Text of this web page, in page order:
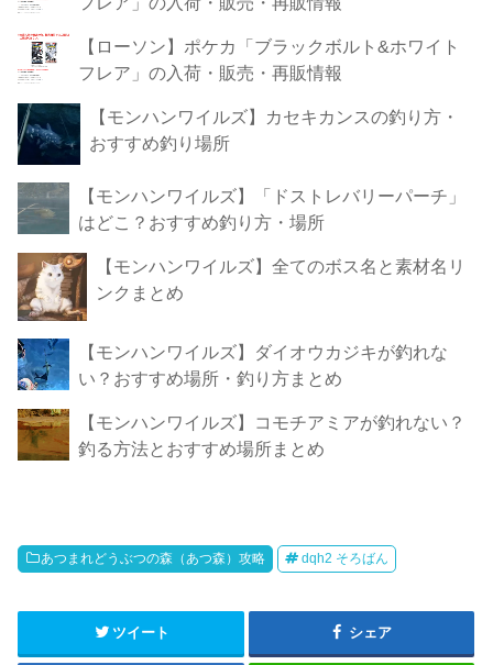
【ローソン】ポケカ「ブラックボルト&ホワイト
フレア」の入荷・販売・再販情報
【モンハンワイルズ】カセキカンスの釣り方・
おすすめ釣り場所
【モンハンワイルズ】「ドストレバリーパーチ」
はどこ？おすすめ釣り方・場所
【モンハンワイルズ】全てのボス名と素材名リ
ンクまとめ
【モンハンワイルズ】ダイオウカジキが釣れな
い？おすすめ場所・釣り方まとめ
【モンハンワイルズ】コモチアミアが釣れない？
釣る方法とおすすめ場所まとめ
あつまれどうぶつの森（あつ森）攻略 dqh2 そろばん
ツイート シェア